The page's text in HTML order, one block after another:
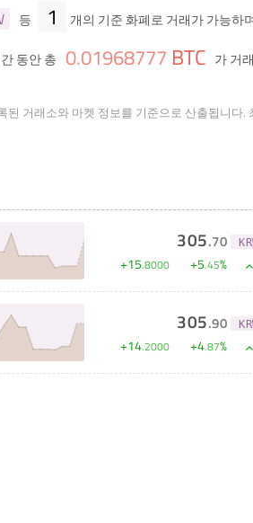
등 1 개의 기준 화폐로 거래가 가능하
동안 총 0.01968777 BTC 가 거
된 거래소와 마켓 정보를 기준으로 산출됩니다.
305.70
+15.8000 +5.45%
305.90
+14.2000 +4.87%